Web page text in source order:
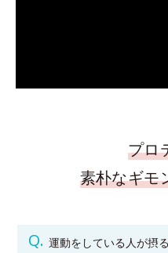
プロ
素朴なギモ
運動をしている人が摂